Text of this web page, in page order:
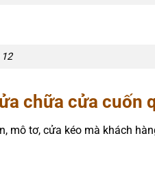
chữa cửa cuốn
mô tơ, cửa kéo mà khách